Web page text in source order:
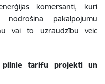
komersanti, kuri
pakalpojumu
vai to uzraudzību veic
tarifu projekti un